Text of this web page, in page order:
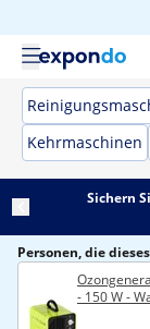
Kehrmaschinen
Sichern
Personen, die
- 150 W -